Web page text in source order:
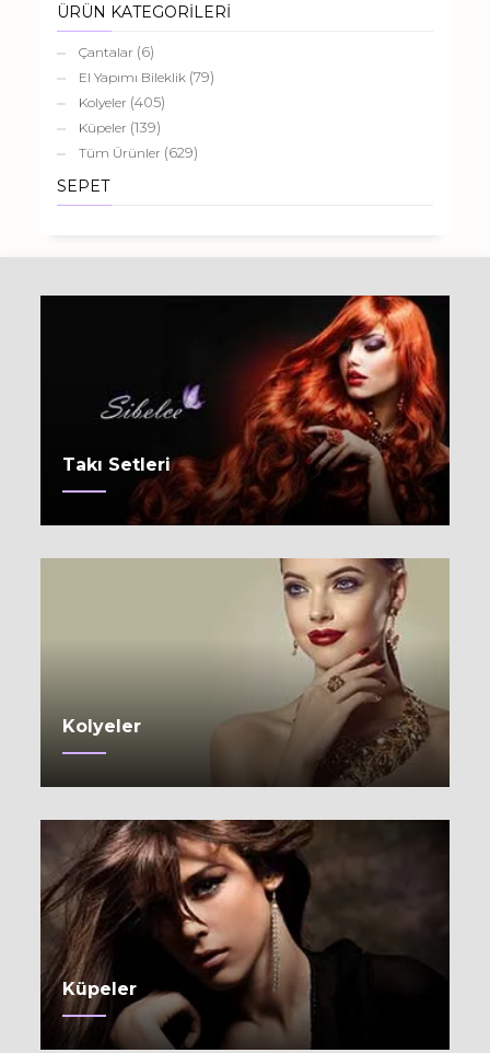
ÜRÜN KATEGORİLERİ
Çantalar (6)
El Yapımı Bileklik (79)
Kolyeler (405)
Küpeler (139)
Tüm Ürünler (629)
SEPET
Takı Setleri
Kolyeler
Küpeler